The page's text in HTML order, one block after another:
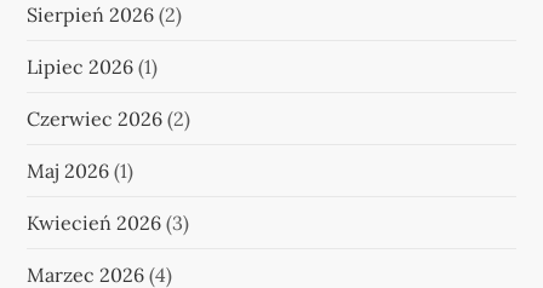
Sierpień 2026 (2)
Lipiec 2026 (1)
Czerwiec 2026 (2)
Maj 2026 (1)
Kwiecień 2026 (3)
Marzec 2026 (4)